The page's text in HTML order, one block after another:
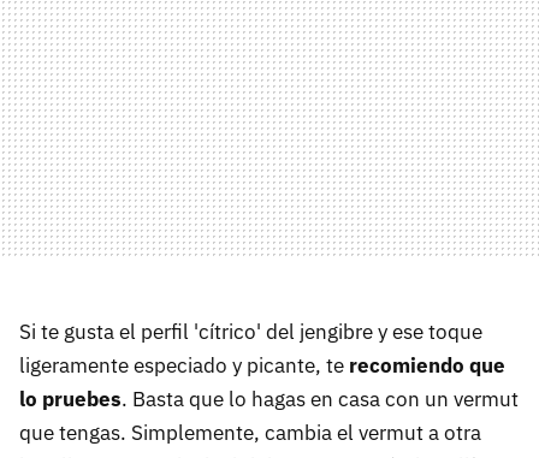
Si te gusta el perfil 'cítrico' del jengibre y ese toque
ligeramente especiado y picante, te recomiendo que
lo pruebes. Basta que lo hagas en casa con un vermut
que tengas. Simplemente, cambia el vermut a otra